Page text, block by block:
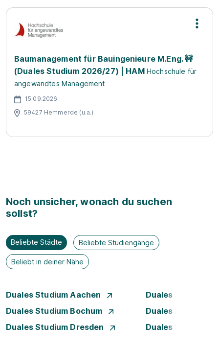
Baumanagement für Bauingenieure M.Eng. 🚧
(Duales Studium 2026/27) | HAM Hochschule für
angewandtes Management
15.09.2026
59427 Hemmerde (u.a.)
Noch unsicher, wonach du suchen
sollst?
Beliebte Städte Beliebte Studiengänge
Beliebt in deiner Nähe
Duales Studium Aachen
Duales Studium
Duales Studium Bochum
Duales Studium
Duales Studium Dresden
Duales Studium